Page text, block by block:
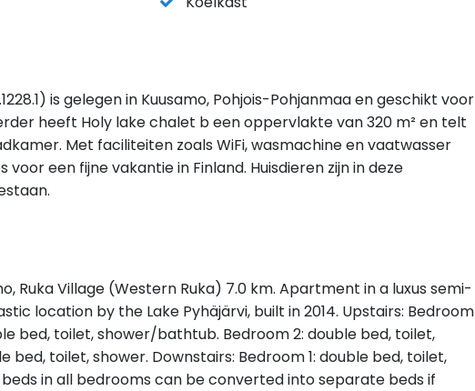
is gelegen in Kuusamo, Pohjois-Pohjanmaa en geschikt voor
heeft Holy lake chalet b een oppervlakte van 320 m² en telt
Met faciliteiten zoals WiFi, wasmachine en vaatwasser
een fijne vakantie in Finland. Huisdieren zijn in deze
Ruka Village (Western Ruka) 7.0 km. Apartment in a luxus semi-
location by the Lake Pyhäjärvi, built in 2014. Upstairs: Bedroom
bed, toilet, shower/bathtub. Bedroom 2: double bed, toilet,
bed, toilet, shower. Downstairs: Bedroom 1: double bed, toilet,
in all bedrooms can be converted into separate beds if